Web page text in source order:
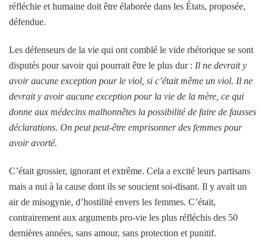
réfléchie et humaine doit être élaborée dans les États, proposée,
défendue.
Les défenseurs de la vie qui ont comblé le vide rhétorique se sont
disputés pour savoir qui pourrait être le plus dur : Il ne devrait y
avoir aucune exception pour le viol, si c’était même un viol. Il ne
devrait y avoir aucune exception pour la vie de la mère, ce qui
donne aux médecins malhonnêtes la possibilité de faire de fausses
déclarations. On peut peut-être emprisonner des femmes pour
avoir avorté.
C’était grossier, ignorant et extrême. Cela a excité leurs partisans
mais a nui à la cause dont ils se soucient soi-disant. Il y avait un
air de misogynie, d’hostilité envers les femmes. C’était,
contrairement aux arguments pro-vie les plus réfléchis des 50
dernières années, sans amour, sans protection et punitif.